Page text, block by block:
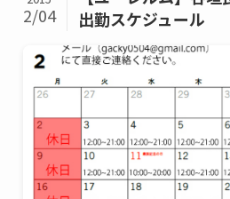
出勤スケジュール
2/04